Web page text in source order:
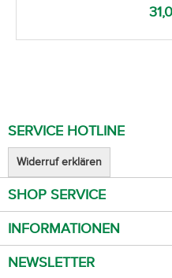
SERVICE HOTLINE
Widerruf erklären
SHOP SERVICE
INFORMATIONEN
NEWSLETTER